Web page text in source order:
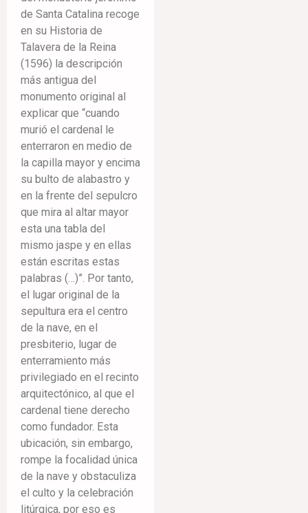
de Santa Catalina recoge
en su Historia de
Talavera de la Reina
(1596) la descripción
más antigua del
monumento original al
explicar que “cuando
murió el cardenal le
enterraron en medio de
la capilla mayor y encima
su bulto de alabastro y
en la frente del sepulcro
que mira al altar mayor
esta una tabla del
mismo jaspe y en ellas
están escritas estas
palabras (…)”. Por tanto,
el lugar original de la
sepultura era el centro
de la nave, en el
presbiterio, lugar de
enterramiento más
privilegiado en el recinto
arquitectónico, al que el
cardenal tiene derecho
como fundador. Esta
ubicación, sin embargo,
rompe la focalidad única
de la nave y obstaculiza
el culto y la celebración
litúrgica, por eso es